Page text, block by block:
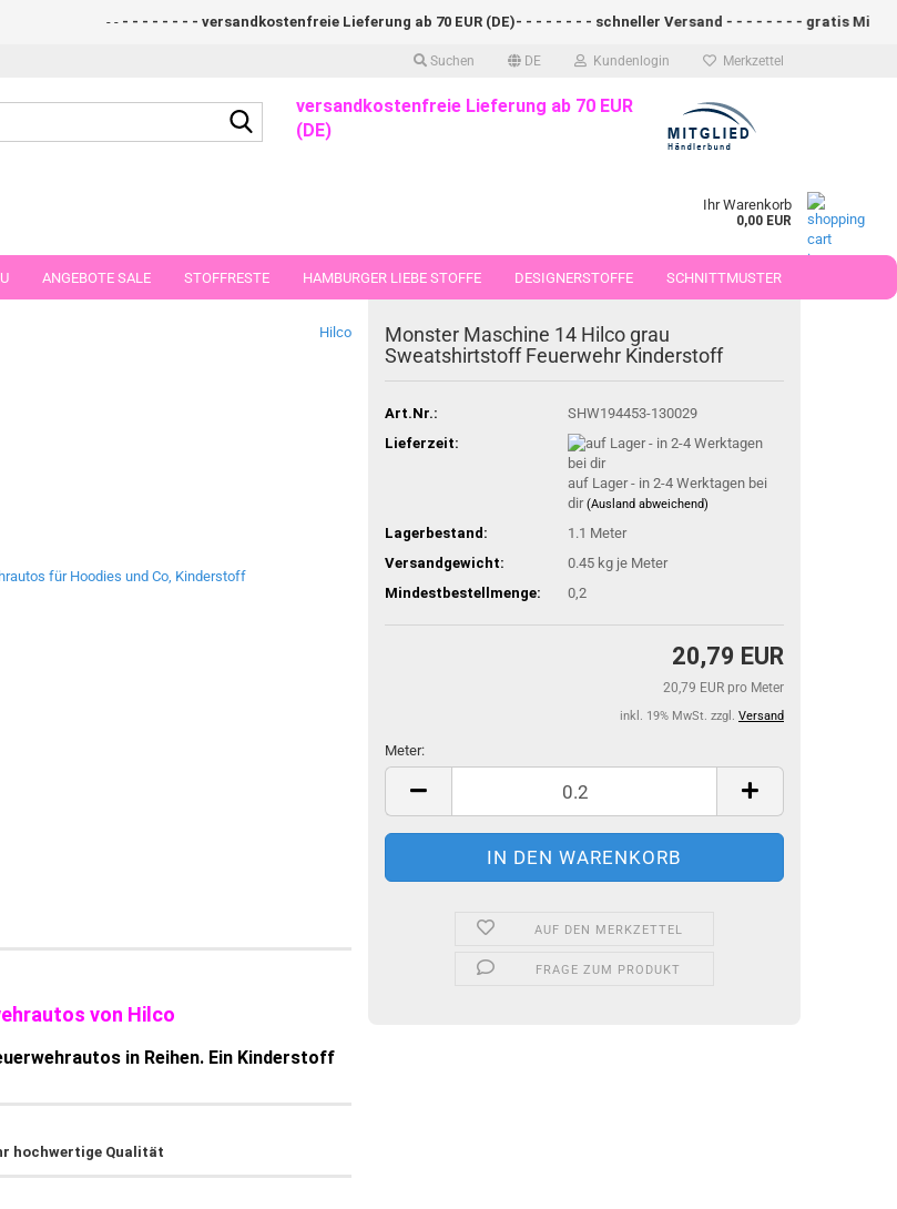
Suchen DE Kundenlogin Merkzettel
- - - - - - - - versandkostenfreie Lieferung ab 70 EUR (DE)- - - - - - - - schneller Versand - - - - - - - - gratis Mini
Suche...versandkostenfreie Lieferung ab 70 EUR
(DE)
Ihr Warenkorb
0,00 EUR
ANGEBOTE SALE STOFFRESTE HAMBURGER LIEBE STOFFE DESIGNERSTOFFE SCHNITTMUSTER
STOFFE IN STÜCKEN VON 25 UND 50 CM
Hilco
Monster Maschine 14 Hilco grau
Sweatshirtstoff Feuerwehr Kinderstoff
Art.Nr.:
SHW194453-130029
Lieferzeit:
auf Lager - in 2-4 Werktagen bei
dir(Ausland abweichend)
Lagerbestand: 1.1 Meter
Versandgewicht:
0.45 kg je Meter
Mindestbestellmenge:
0,2
20,79 EUR
20,79 EUR pro Meter
inkl. 19% MwSt. zzgl. Versand
Meter:
Meter
AUF DEN MERKZETTEL
FRAGE ZUM PRODUKT
von Hilco
in Reihen. Ein Kinderstoff
hochwertige Qualität